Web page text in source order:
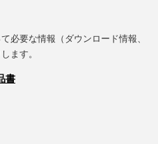
必要な情報（ダウンロード情報、
ます。
書